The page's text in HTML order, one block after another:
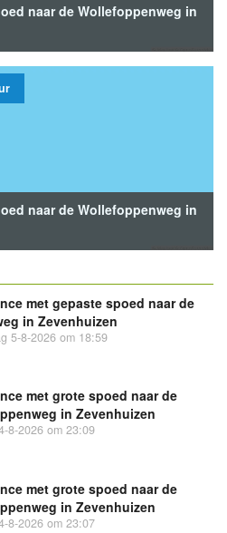
naar de Wollefoppenweg in
naar de Wollefoppenweg in
met gepaste spoed naar de
in Zevenhuizen
5-8-2026 om 18:59
met grote spoed naar de
in Zevenhuizen
8-2026 om 23:09
met grote spoed naar de
in Zevenhuizen
8-2026 om 23:07